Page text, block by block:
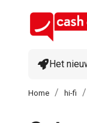
Het
Home hi-fi